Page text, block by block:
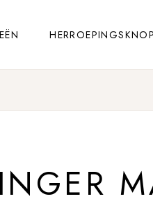
HERROEPINGSKNOP